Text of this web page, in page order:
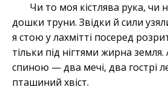
Чи то моя кістлява рука, чи
дошки труни. Звідки й сили
я стою у лахмітті посеред
тільки під нігтями жирна земля.
спиною — два мечі, два гострі
пташиний хвіст.